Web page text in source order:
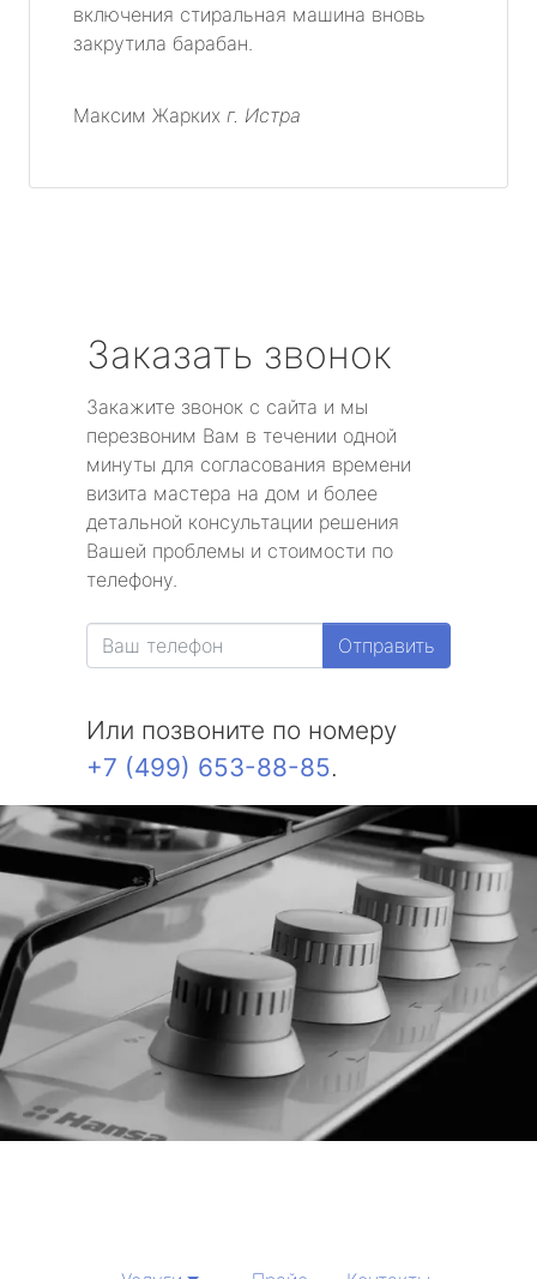
включения стиральная машина вновь
закрутила барабан.
Максим Жарких г. Истра
Заказать звонок
Закажите звонок с сайта и мы
перезвоним Вам в течении одной
минуты для согласования времени
визита мастера на дом и более
детальной консультации решения
Вашей проблемы и стоимости по
телефону.
Отправить
Или позвоните по номеру
+7 (499) 653-88-85.